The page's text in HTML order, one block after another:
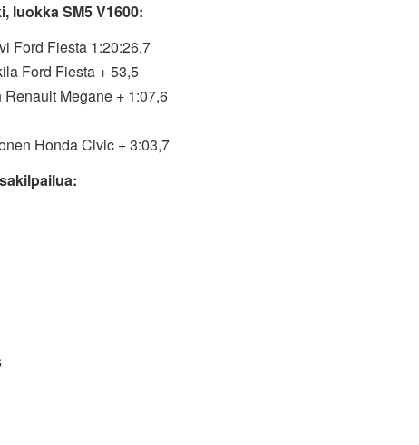
luokka SM5 V1600:
Ford Fiesta 1:20:26,7
Ford Fiesta + 53,5
Megane + 1:07,6
Honda Civic + 3:03,7